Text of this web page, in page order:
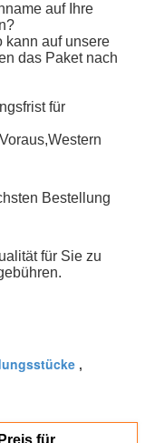
auf Ihre
kann auf unsere
das Paket nach
für
Bestellung
für Sie zu
,